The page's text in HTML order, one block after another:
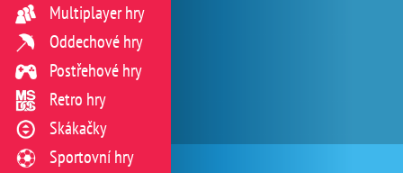
Multiplayer hry
Oddechové hry
Postřehové hry
Retro hry
Skákačky
Sportovní hry